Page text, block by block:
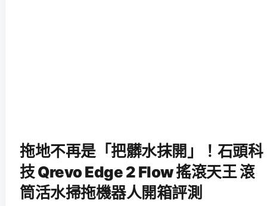
拖地不再是「把髒水抹開」！石頭科
技 Qrevo Edge 2 Flow 搖滾天王 滾
筒活水掃拖機器人開箱評測